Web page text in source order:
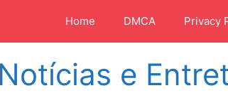
Home DMCA Privacy
Notícias e